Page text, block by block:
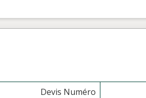
Devis Numéro